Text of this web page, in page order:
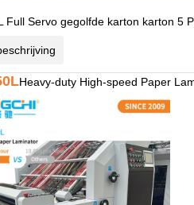
Full Servo gegolfde karton karton 5
Heavy-duty High-speed Paper